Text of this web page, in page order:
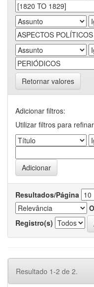
Retornar valores
Adicionar filtros:
Utilizar filtros para
Resultados/Página
Registro(s)
Resultado 1-2 de 2.